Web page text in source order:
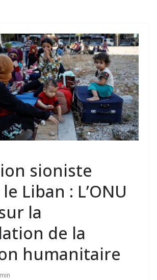
sioniste
Liban : L’ONU
la
de la
humanitaire